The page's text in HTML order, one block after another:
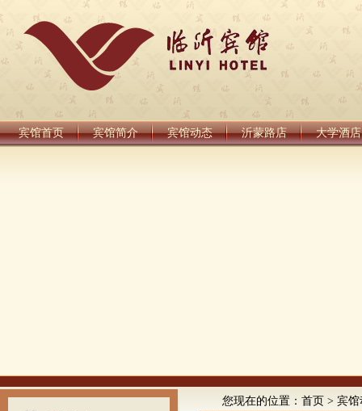
宾馆首页 宾馆简介 宾馆动态 沂蒙路店 大学酒店
您现在的位置： 首页 > 宾馆